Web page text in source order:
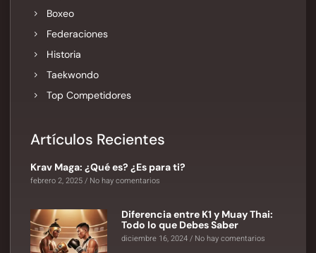
Boxeo
Federaciones
Historia
Taekwondo
Top Competidores
Artículos Recientes
Krav Maga: ¿Qué es? ¿Es para ti?
febrero 2, 2025 No hay comentarios
Diferencia entre K1 y Muay Thai:
Todo lo que Debes Saber
diciembre 16, 2024 No hay comentarios